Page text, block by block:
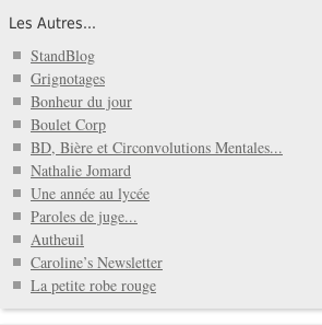
Les Autres...
StandBlog
Grignotages
Bonheur du jour
Boulet Corp
BD, Bière et Circonvolutions Mentales...
Nathalie Jomard
Une année au lycée
Paroles de juge...
Autheuil
Caroline’s Newsletter
La petite robe rouge